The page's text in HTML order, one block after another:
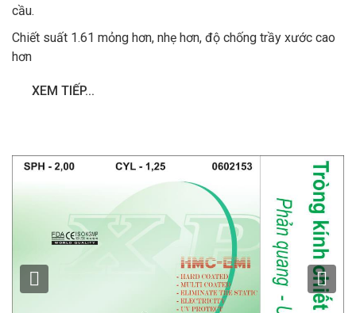
cầu.
Chiết suất 1.61 mỏng hơn, nhẹ hơn, độ chống trầy xước cao
hơn
XEM TIẾP...